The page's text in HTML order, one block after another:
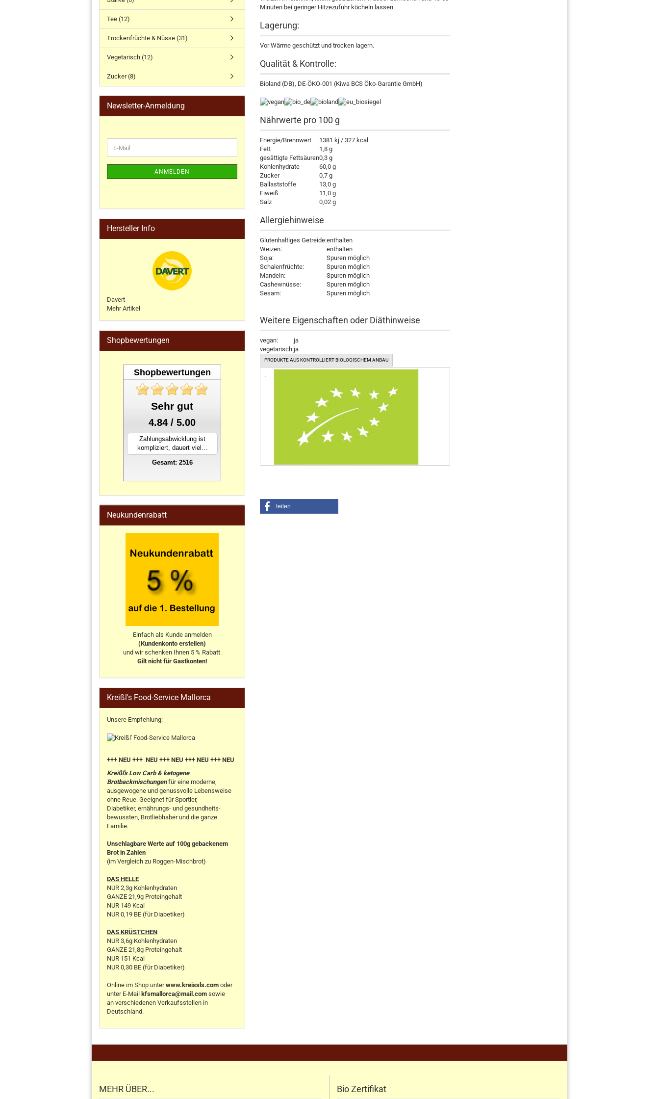
Minuten bei geringer Hitzezufuhr köcheln lassen.
Lagerung:
Vor Wärme geschützt und trocken lagern.
Qualität & Kontrolle:
Bioland (DB), DE-ÖKO-001 (Kiwa BCS Öko-Garantie GmbH)
Nährwerte pro 100 g
Energie/Brennwert
1381 kj / 327 kcal
Fett
1,8 g
gesättigte Fettsäuren0,3 g
Kohlenhydrate
60,0 g
Zucker
0,7 g
Ballaststoffe
13,0 g
Eiweiß
11,0 g
Salz
0,02 g
Allergiehinweise
Glutenhaltiges Getreide:enthalten
Weizen:
enthalten
Soja:
Spuren möglich
Schalenfrüchte:
Spuren möglich
Mandeln:
Spuren möglich
Cashewnüsse:
Spuren möglich
Sesam:
Spuren möglich
Weitere Eigenschaften oder Diäthinweise
vegan:
ja
vegetarisch:ja
PRODUKTE AUS KONTROLLIERT BIOLOGISCHEM ANBAU
teilen
Tee (12)
Trockenfrüchte & Nüsse (31)
Vegetarisch (12)
Zucker (8)
Newsletter-Anmeldung
ANMELDEN
Hersteller Info
Davert
Mehr Artikel
Shopbewertungen
Shopbewertungen
Sehr gut
4.84 / 5.00
Zahlungsabwicklung ist
kompliziert, dauert viel...
Gesamt: 2516
Neukundenrabatt
Einfach als Kunde anmelden
(Kundenkonto erstellen)
und wir schenken Ihnen 5 % Rabatt.
Gilt nicht für Gastkonten!
Kreißl's Food-Service Mallorca
Unsere Empfehlung:
+++ NEU +++ NEU +++ NEU +++ NEU +++ NEU
Kreißl's Low Carb & ketogene
Brotbackmischungenfür eine moderne,
ausgewogene und genussvolle Lebensweise
ohne Reue. Geeignet für Sportler,
Diabetiker, ernährungs- und gesundheits-
bewussten, Brotliebhaber und die ganze
Familie.
Unschlagbare Werte auf 100g gebackenem
Brot in Zahlen
(im Vergleich zu Roggen-Mischbrot)
DAS HELLE
NUR 2,3g Kohlenhydraten
GANZE 21,9g Proteingehalt
NUR 149 Kcal
NUR 0,19 BE (für Diabetiker)
DAS KRÜSTCHEN
NUR 3,6g Kohlenhydraten
GANZE 21,8g Proteingehalt
NUR 151 Kcal
NUR 0,30 BE (für Diabetiker)
Online im Shop unterwww.kreissls.com oder
unter E-Mail kfsmallorca@mail.com sowie
an verschiedenen Verkaufsstellen in
Deutschland.
.
MEHR ÜBER... Bio Zertifikat